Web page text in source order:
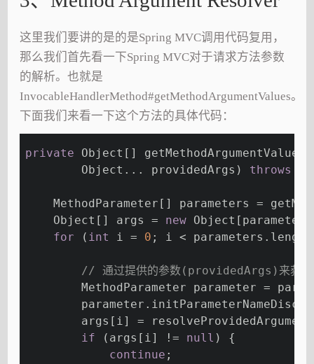
这里我们要讲的是的是Spring MVC调用代码复用，
那么我们首先看一下Spring MVC对于请求方法参数
的解析。也就是
InvocableHandlerMethod#getMethodArgumentValues。
下面我们来看一下这个方法的具体代码：
private Object[]
        Object... providedArgs)
throws
MethodParameter[] parameters =
    Object[] args =
new
for ( int i = 0 ; i <
// 通过提供的参数(providedArgs)来获取
MethodParameter parameter =
args[i] =
if (args[i] != null ) {
continue ;